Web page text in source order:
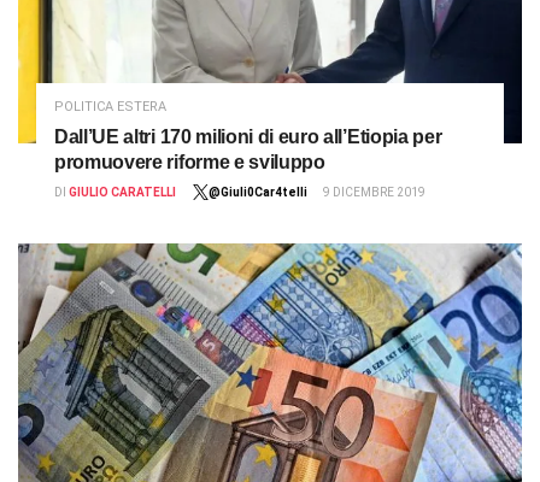
POLITICA ESTERA
Dall’UE altri 170 milioni di euro all’Etiopia per
promuovere riforme e sviluppo
DI GIULIO CARATELLI @Giuli0Car4telli 9 DICEMBRE 2019